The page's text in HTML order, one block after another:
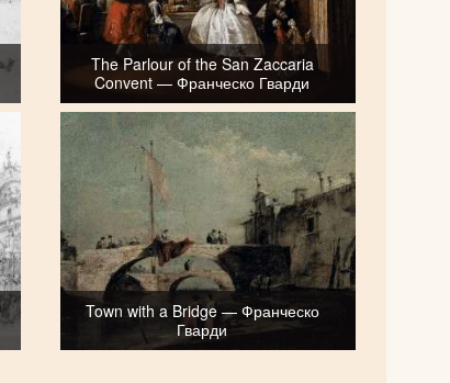
The Parlour of the San Zaccaria
Convent — Франческо Гварди
Town with a Bridge — Франческо
Гварди